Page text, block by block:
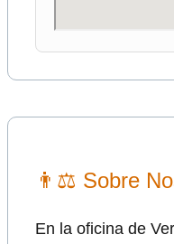
👨⚖ Sobre
En la oficina de